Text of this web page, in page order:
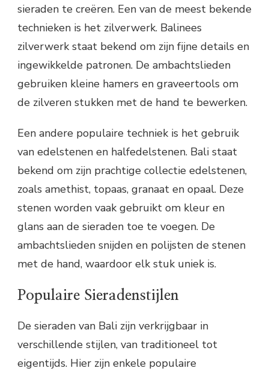
sieraden te creëren. Een van de meest bekende
technieken is het zilverwerk. Balinees
zilverwerk staat bekend om zijn fijne details en
ingewikkelde patronen. De ambachtslieden
gebruiken kleine hamers en graveertools om
de zilveren stukken met de hand te bewerken.
Een andere populaire techniek is het gebruik
van edelstenen en halfedelstenen. Bali staat
bekend om zijn prachtige collectie edelstenen,
zoals amethist, topaas, granaat en opaal. Deze
stenen worden vaak gebruikt om kleur en
glans aan de sieraden toe te voegen. De
ambachtslieden snijden en polijsten de stenen
met de hand, waardoor elk stuk uniek is.
Populaire Sieradenstijlen
De sieraden van Bali zijn verkrijgbaar in
verschillende stijlen, van traditioneel tot
eigentijds. Hier zijn enkele populaire